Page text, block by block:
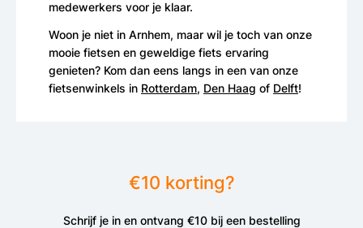
medewerkers voor je klaar.
Woon je niet in Arnhem, maar wil je toch van onze
mooie fietsen en geweldige fiets ervaring
genieten? Kom dan eens langs in een van onze
fietsenwinkels in Rotterdam, Den Haag of Delft!
€10 korting?
Schrijf je in en ontvang €10 bij een bestelling